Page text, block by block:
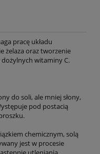
pracę układu
żelaza oraz tworzenie
witaminy C.
do soli, ale mniej słony,
pod postacią
chemicznym, solą
jest w procesie